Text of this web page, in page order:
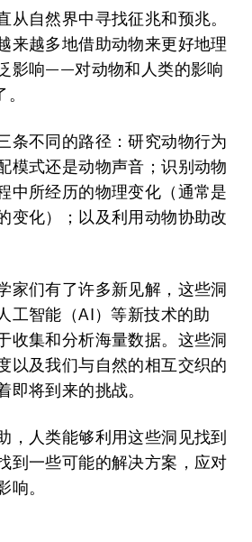
从自然界中寻找征兆和预兆。
来越多地借助动物来更好地理
影响——对动物和人类的影响
条不同的路径：研究动物行为
模式还是动物声音；识别动物
中所经历的物理变化（通常是
变化）；以及利用动物协助改
家们有了许多新见解，这些洞
工智能（AI）等新技术的助
收集和分析海量数据。这些洞
以及我们与自然的相互交织的
即将到来的挑战。
，人类能够利用这些洞见找到
到一些可能的解决方案，应对
响。